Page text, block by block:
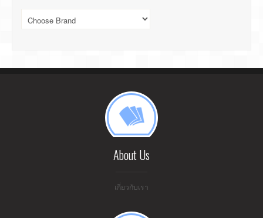
About Us
เกี่ยวกับเรา